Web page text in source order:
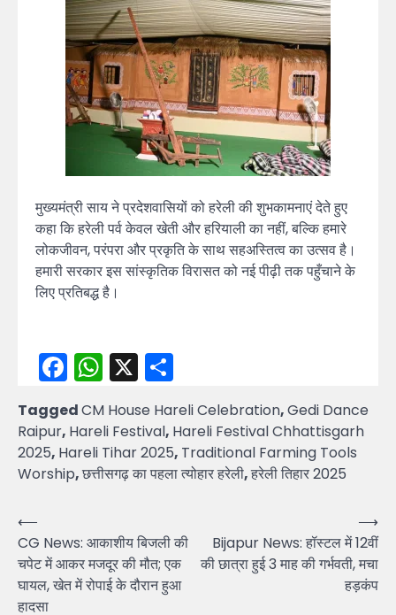
मुख्यमंत्री साय ने प्रदेशवासियों को हरेली की शुभकामनाएं देते हुए
कहा कि हरेली पर्व केवल खेती और हरियाली का नहीं, बल्कि हमारे
लोकजीवन, परंपरा और प्रकृति के साथ सहअस्तित्व का उत्सव है।
हमारी सरकार इस सांस्कृतिक विरासत को नई पीढ़ी तक पहुँचाने के
लिए प्रतिबद्ध है।
Facebook
WhatsApp
X
TaggedCM House Hareli Celebration,Gedi Dance
Raipur, Hareli Festival, Hareli Festival Chhattisgarh
2025, Hareli Tihar 2025, Traditional Farming Tools
Worship,छत्तीसगढ़ का पहला त्योहार हरेली,हरेली तिहार 2025
Post
navigation
⟵
CG News: आकाशीय बिजली की
चपेट में आकर मजदूर की मौत; एक
घायल, खेत में रोपाई के दौरान हुआ
हादसा
Bijapur News: हॉस्टल में 12वीं
की छात्रा हुई 3 माह की गर्भवती, मचा
हड़कंप
⟶